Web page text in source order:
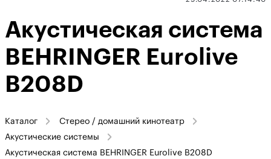
Акустическая система
BEHRINGER Eurolive
B208D
Каталог
Стерео / домашний кинотеатр
Акустические системы
Акустическая система BEHRINGER Eurolive B208D